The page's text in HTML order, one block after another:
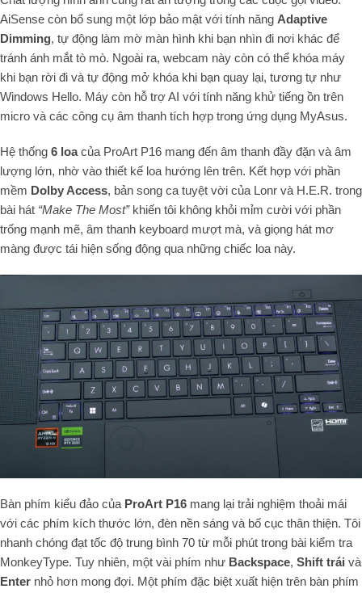
AiSense còn bổ sung một lớp bảo mật với tính năng Adaptive
Dimming, tự động làm mờ màn hình khi bạn nhìn đi nơi khác để
tránh ánh mắt tò mò. Ngoài ra, webcam này còn có thể khóa máy
khi bạn rời đi và tự động mở khóa khi bạn quay lại, tương tự như
Windows Hello. Máy còn hỗ trợ AI với tính năng khử tiếng ồn trên
micro và các công cụ âm thanh tích hợp trong ứng dụng MyAsus.
Hệ thống 6 loacủa ProArt P16 mang đến âm thanh đầy đặn và âm
lượng lớn, nhờ vào thiết kế loa hướng lên trên. Kết hợp với phần
mềm Dolby Access, bản song ca tuyệt vời của Lonr và H.E.R. trong
bài hát “Make The Most”khiến tôi không khỏi mỉm cười với phần
trống mạnh mẽ, âm thanh keyboard mượt mà, và giọng hát mơ
màng được tái hiện sống động qua những chiếc loa này.
Bàn phím kiểu đảo của ProArt P16 mang lại trải nghiệm thoải mái
với các phím kích thước lớn, đèn nền sáng và bố cục thân thiện. Tôi
nhanh chóng đạt tốc độ trung bình 70 từ mỗi phút trong bài kiểm tra
MonkeyType. Tuy nhiên, một vài phím như Backspace, Shift trái và
Enter nhỏ hơn mong đợi. Một phím đặc biệt xuất hiện trên bàn phím